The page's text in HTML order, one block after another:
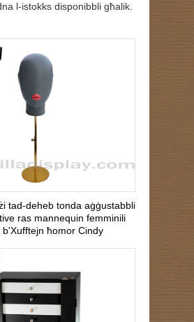
l-istokks disponibbli għalik.
tad-deheb tonda aġġustabbli
ras mannequin femminili
b'Xufftejn ħomor Cindy